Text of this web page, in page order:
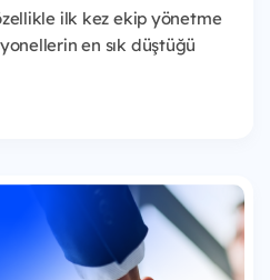
ilk kez ekip yönetme
en sık düştüğü